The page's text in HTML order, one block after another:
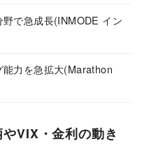
で急成長(INMODE イン
力を急拡大(Marathon
VIX・金利の動き